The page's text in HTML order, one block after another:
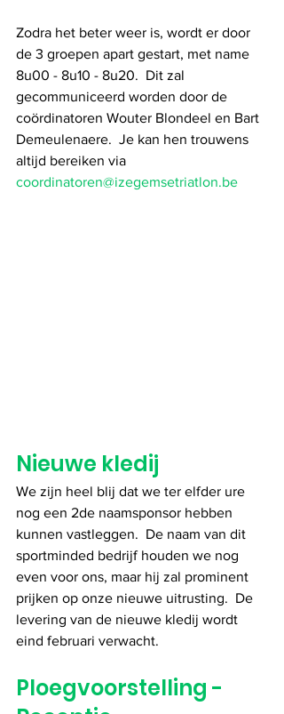
Zodra het beter weer is, wordt er door
de 3 groepen apart gestart, met name
8u00 - 8u10 - 8u20.  Dit zal
gecommuniceerd worden door de
coördinatoren Wouter Blondeel en Bart
Demeulenaere.  Je kan hen trouwens
altijd bereiken via
coordinatoren@izegemsetriatlon.be
Nieuwe kledij
We zijn heel blij dat we ter elfder ure
nog een 2de naamsponsor hebben
kunnen vastleggen.  De naam van dit
sportminded bedrijf houden we nog
even voor ons, maar hij zal prominent
prijken op onze nieuwe uitrusting.  De
levering van de nieuwe kledij wordt
eind februari verwacht.
Ploegvoorstelling -